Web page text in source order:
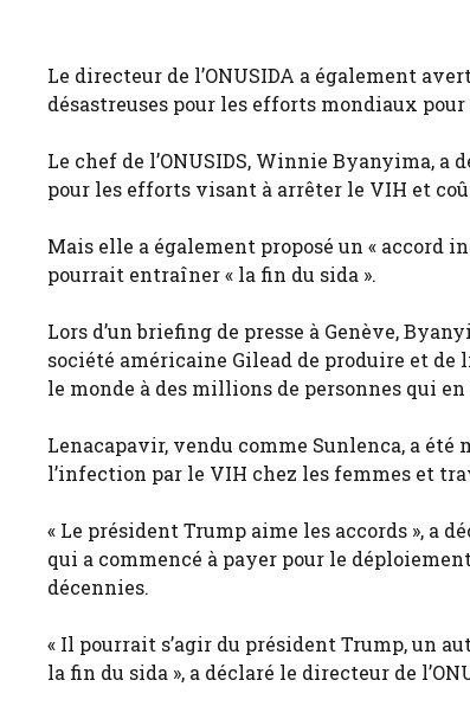
Le directeur de l’ONUSIDA a également
désastreuses pour les efforts mondiaux
Le chef de l’ONUSIDS, Winnie Byanyima, a
pour les efforts visant à arrêter le VIH et
Mais elle a également proposé un « accord
pourrait entraîner « la fin du sida ».
Lors d’un briefing de presse à Genève,
société américaine Gilead de produire et
le monde à des millions de personnes qui en
Lenacapavir, vendu comme Sunlenca, a
l’infection par le VIH chez les femmes et
« Le président Trump aime les accords », a
qui a commencé à payer pour le
décennies.
« Il pourrait s’agir du président Trump, un
la fin du sida », a déclaré le directeur de